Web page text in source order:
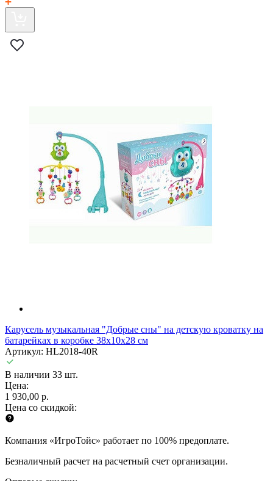
Карусель музыкальная "Добрые сны" на детскую кроватку на
батарейках в коробке 38х10х28 см
Артикул: HL2018-40R
В наличии 33 шт.
Цена:
1 930,00 р.
Цена со скидкой:
Компания «ИгроТойс» работает по 100% предоплате.
Безналичный расчет на расчетный счет организации.